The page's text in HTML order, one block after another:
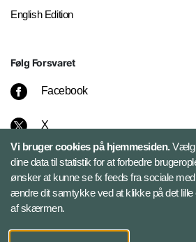
English Edition
Følg Forsvaret
Facebook
X
Instagram
Bluesky
LinkedIn
Vi bruger cookies på hjemmesiden.Vælg
dine data til statistik for at forbedre
ønsker at kunne se fx feeds fra sociale
ændre dit samtykke ved at klikke på det
af skærmen.